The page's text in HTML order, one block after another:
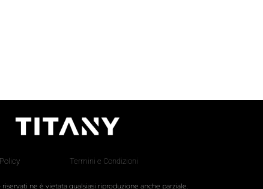
Termini e Condizioni
ne è vietata qualsiasi riproduzione anche parziale.